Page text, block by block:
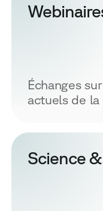
Échanges
actuels de
Science